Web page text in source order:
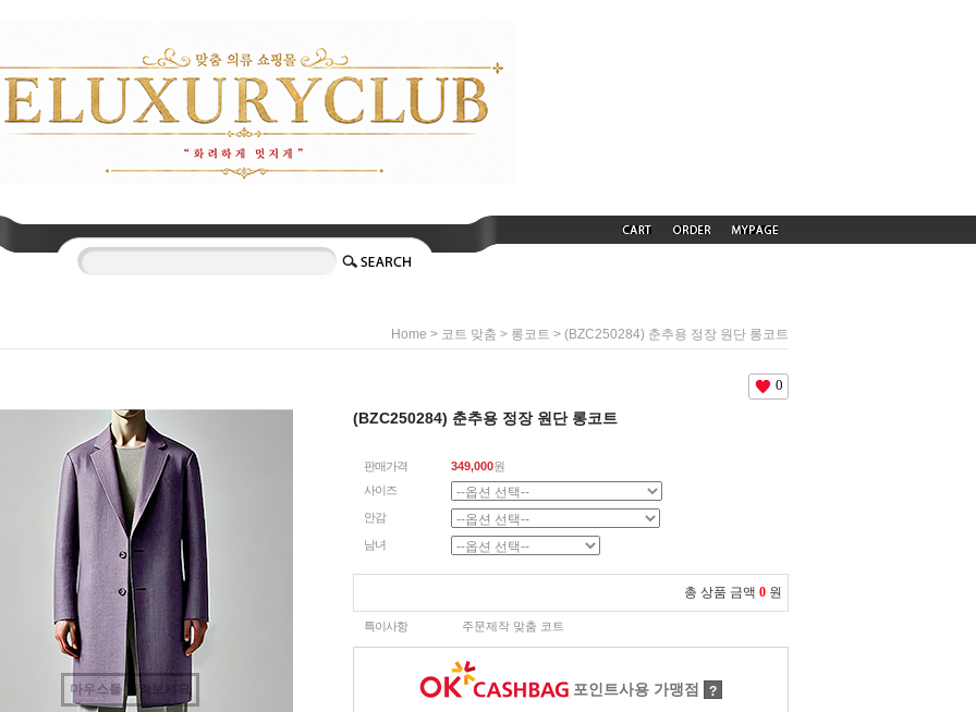
Home > 코트 맞춤 > 롱코트 > (BZC250284) 춘추용 정장 원단 롱코트
마우스를 올려보세요
0
(BZC250284) 춘추용 정장 원단 롱코트
판매가격 349,000원
사이즈
안감
남녀
총 상품 금액 0 원
특이사항 주문제작 맞춤 코트
포인트사용 가맹점 ?